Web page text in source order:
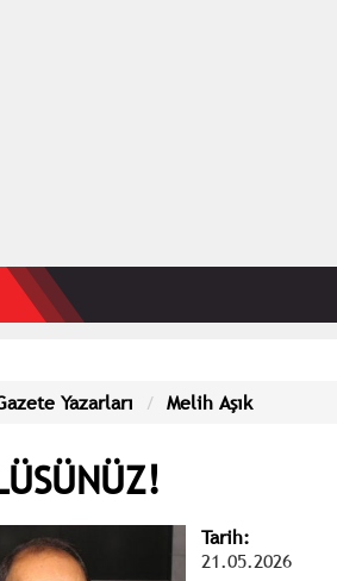
Yazarları Melih Aşık
Tarih:
21.05.2026